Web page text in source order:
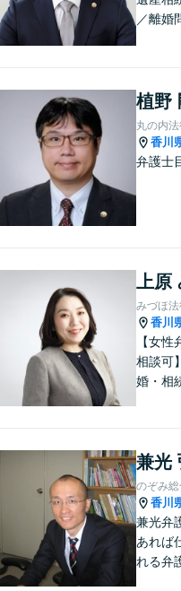
／離婚
供しま
植野
丸の内
香川
弁護士
上原
みづほ
香川
【女
相談可
婚・相
兼光
のぞみ
香川
兼光弁
あれば
れる弁